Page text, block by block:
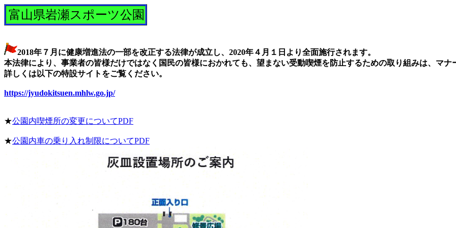
富山県岩瀬スポーツ公園
2018年７月に健康増進法の一部を改正する法律が成立し、2020年４月１日より全面施行されます。
本法律により、事業者の皆様だけではなく国民の皆様におかれても、望まない受動喫煙を防止するための取り組みは、マナ
詳しくは以下の特設サイトをご覧ください。
https://jyudokitsuen.mhlw.go.jp/
★公園内喫煙所の変更についてPDF
★公園内車の乗り入れ制限についてPDF